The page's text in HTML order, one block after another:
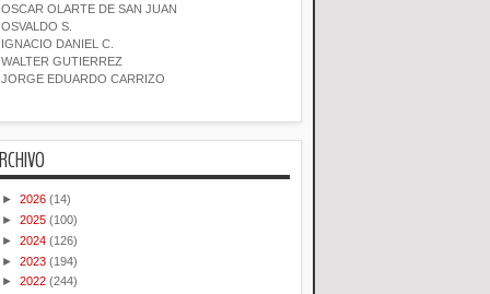
OSCAR OLARTE DE SAN JUAN
OSVALDO S.
IGNACIO DANIEL C.
WALTER GUTIERREZ
JORGE EDUARDO CARRIZO
► 2026 (14)
► 2025 (100)
► 2024 (126)
► 2023 (194)
► 2022 (244)